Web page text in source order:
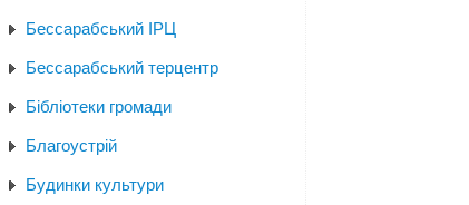
Бессарабський ІРЦ
Бессарабський терцентр
Бібліотеки громади
Благоустрій
Будинки культури